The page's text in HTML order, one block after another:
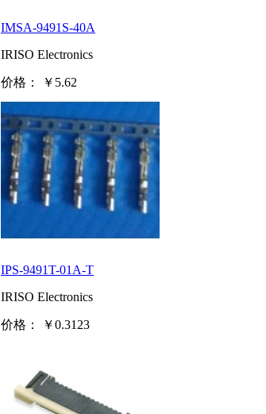
IMSA-9491S-40A
IRISO Electronics
价格： ￥5.62
IPS-9491T-01A-T
IRISO Electronics
价格： ￥0.3123